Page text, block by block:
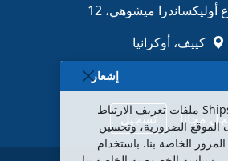
ميشوهي، 12
كييف، أوكرانيا
مجاناً تسجيل
إشعار
يستخدم موقع Ships.trade ملفات تعريف الارتباط
الموقع الضرورية، وتحسين
الخاصة بنا. باستخدام